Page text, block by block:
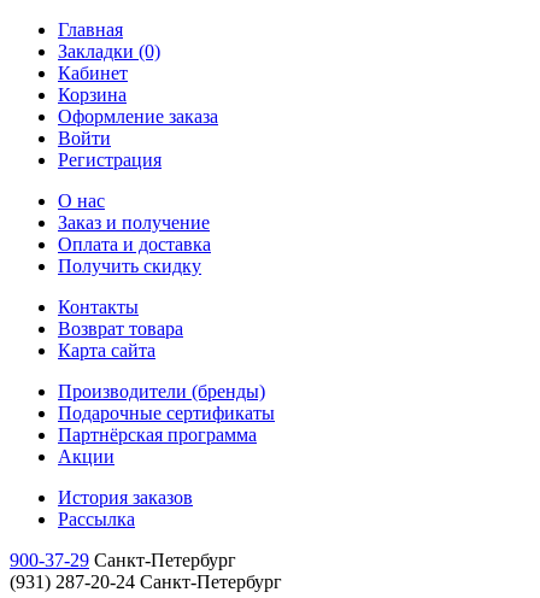
Главная
Закладки (0)
Кабинет
Корзина
Оформление заказа
Войти
Регистрация
О нас
Заказ и получение
Оплата и доставка
Получить скидку
Контакты
Возврат товара
Карта сайта
Производители (бренды)
Подарочные сертификаты
Партнёрская программа
Акции
История заказов
Рассылка
900-37-29 Санкт-Петербург
(931) 287-20-24 Санкт-Петербург